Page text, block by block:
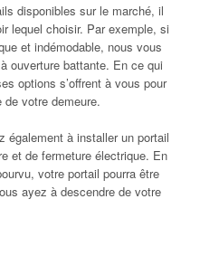
disponibles sur le marché, il
lequel choisir. Par exemple, si
et indémodable, nous vous
ouverture battante. En ce qui
options s’offrent à vous pour
de votre demeure.
également à installer un portail
et de fermeture électrique. En
votre portail pourra être
ayez à descendre de votre